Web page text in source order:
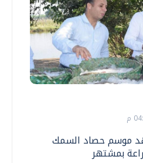
موسم حصاد السمك
بمشتهر